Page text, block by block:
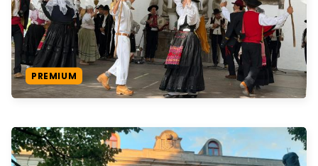
PREMIUM